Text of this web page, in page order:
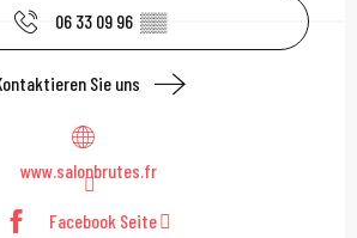
06 33 09 96 ▒▒
Sie uns
www.salonbrutes.fr
Facebook Seite